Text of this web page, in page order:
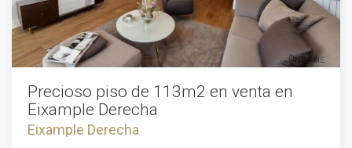
Precioso piso de 113m2 en venta en
Eixample Derecha
Eixample Derecha